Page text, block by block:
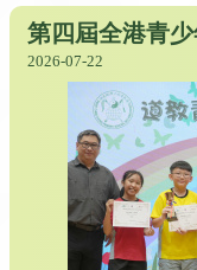
第四屆全港青
2026-07-22